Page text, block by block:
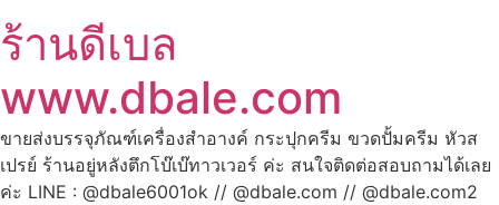
ร้านดีเบล
www.dbale.com
ขายส่งบรรจุภัณฑ์เครื่องสำอางค์ กระปุกครีม ขวดปั้มครีม หัวส
เปรย์ ร้านอยู่หลังตึกโบ๊เบ๊ทาวเวอร์ ค่ะ สนใจติดต่อสอบถามได้เลย
ค่ะ LINE : @dbale6001ok // @dbale.com // @dbale.com2